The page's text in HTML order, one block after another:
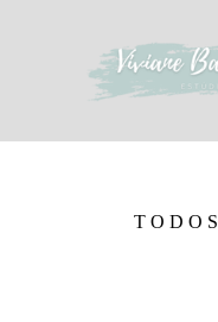
TODOS